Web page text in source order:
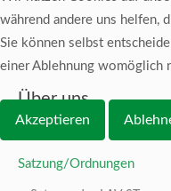
Über uns
Über uns
Satzung/Ordnungen
während andere uns helfen,
Sie können selbst
einer Ablehnung womöglich
Akzeptieren